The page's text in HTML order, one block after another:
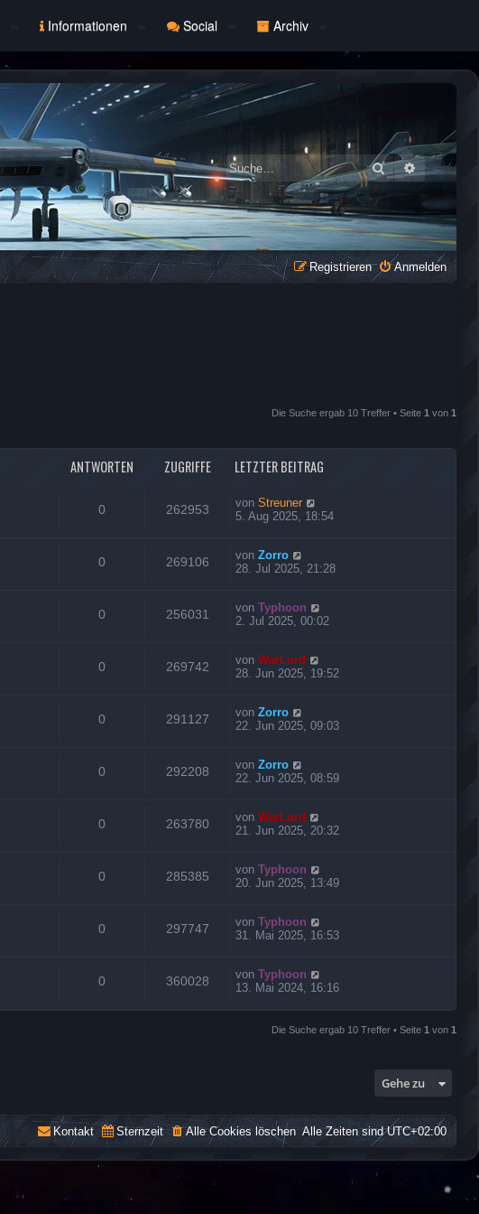
Informationen Social Archiv
Suche Erweiterte
Anmelden
Registrieren
Die Suche ergab 10 Treffer • Seite 1 von 1
ANTWORTEN ZUGRIFFE LETZTER BEITRAG
0 262953 von Streuner
5. Aug 2025, 18:54
0 269106 von Zorro
28. Jul 2025, 21:28
0 256031 von Typhoon
2. Jul 2025, 00:02
0 269742 von WarLord
28. Jun 2025, 19:52
0 291127 von Zorro
22. Jun 2025, 09:03
0 292208 von Zorro
22. Jun 2025, 08:59
0 263780 von WarLord
21. Jun 2025, 20:32
0 285385 von Typhoon
20. Jun 2025, 13:49
0 297747 von Typhoon
31. Mai 2025, 16:53
0 360028 von Typhoon
13. Mai 2024, 16:16
Die Suche ergab 10 Treffer • Seite 1 von 1
Gehe zu
Alle Zeiten sindUTC+02:00
Alle Cookies löschen
Sternzeit
Kontakt